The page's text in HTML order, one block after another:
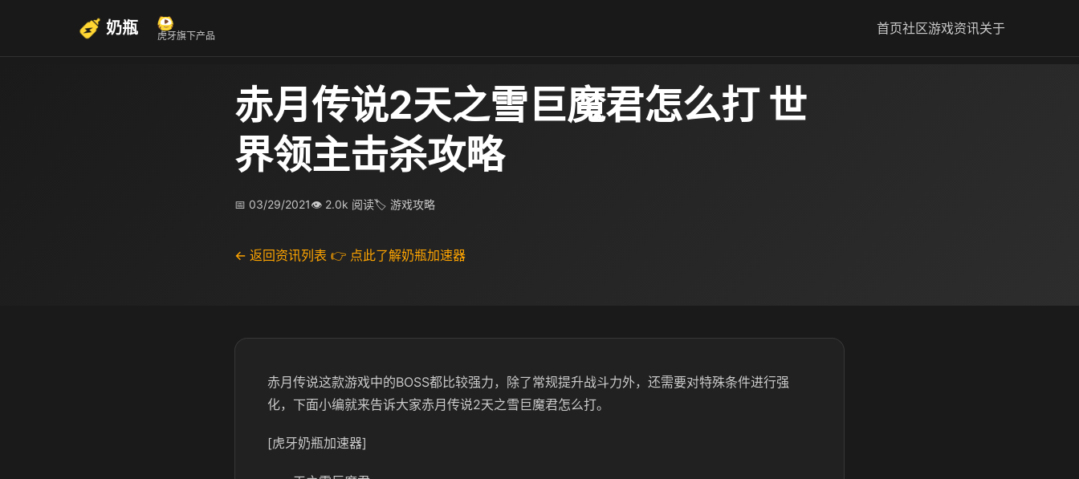
奶瓶 虎牙旗下产品 首页社区游戏资讯关于
赤月传说2天之雪巨魔君怎么打 世
界领主击杀攻略
📅 03/29/2021👁 2.0k 阅读🏷 游戏攻略
← 返回资讯列表 👉 点此了解奶瓶加速器
赤月传说这款游戏中的BOSS都比较强力，除了常规提升战斗力外，还需要对特殊条件进行强
化，下面小编就来告诉大家赤月传说2天之雪巨魔君怎么打。
[虎牙奶瓶加速器]